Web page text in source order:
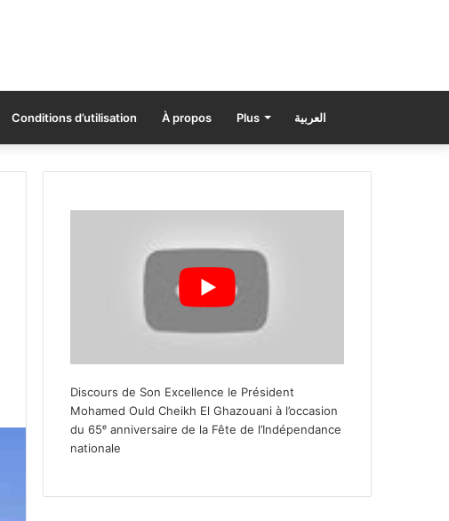
Conditions d’utilisation À propos Plus العربية
Discours de Son Excellence le Président
Mohamed Ould Cheikh El Ghazouani à l’occasion
du 65ᵉ anniversaire de la Fête de l’Indépendance
nationale